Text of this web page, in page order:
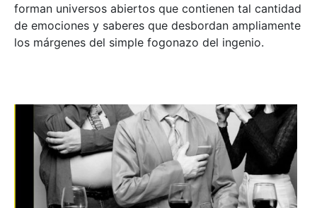
forman universos abiertos que contienen tal cantidad
de emociones y saberes que desbordan ampliamente
los márgenes del simple fogonazo del ingenio.